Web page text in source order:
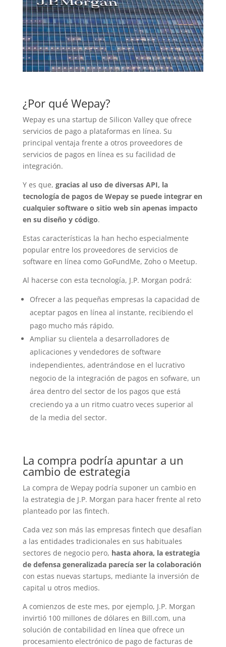
¿Por qué Wepay?
Wepay es una startup de Silicon Valley que ofrece
servicios de pago a plataformas en línea. Su
principal ventaja frente a otros proveedores de
servicios de pagos en línea es su facilidad de
integración.
Y es que, gracias al uso de diversas API, la
tecnología de pagos de Wepay se puede integrar en
cualquier software o sitio web sin apenas impacto
en su diseño y código.
Estas características la han hecho especialmente
popular entre los proveedores de servicios de
software en línea como GoFundMe, Zoho o Meetup.
Al hacerse con esta tecnología, J.P. Morgan podrá:
Ofrecer a las pequeñas empresas la capacidad de
aceptar pagos en línea al instante, recibiendo el
pago mucho más rápido.
Ampliar su clientela a desarrolladores de
aplicaciones y vendedores de software
independientes, adentrándose en el lucrativo
negocio de la integración de pagos en sofware, un
área dentro del sector de los pagos que está
creciendo ya a un ritmo cuatro veces superior al
de la media del sector.
La compra podría apuntar a un
cambio de estrategia
La compra de Wepay podría suponer un cambio en
la estrategia de J.P. Morgan para hacer frente al reto
planteado por las fintech.
Cada vez son más las empresas fintech que desafían
a las entidades tradicionales en sus habituales
sectores de negocio pero, hasta ahora, la estrategia
de defensa generalizada parecía ser la colaboración
con estas nuevas startups, mediante la inversión de
capital u otros medios.
A comienzos de este mes, por ejemplo, J.P. Morgan
invirtió 100 millones de dólares en Bill.com, una
solución de contabilidad en línea que ofrece un
procesamiento electrónico de pago de facturas de